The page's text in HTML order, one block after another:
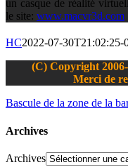
un casque de réalité
le site: www.macvr3d.com
HC2022-07-30T21:02:25-
(C) Copyright
Merci de
Bascule de la zone de la
Archives
Archives